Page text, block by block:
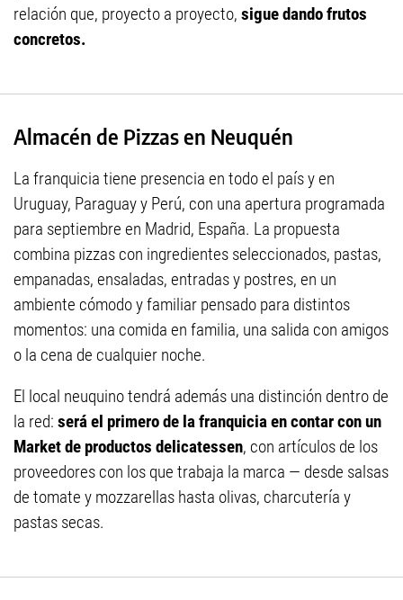
relación que, proyecto a proyecto, sigue dando frutos
concretos.
Almacén de Pizzas en Neuquén
La franquicia tiene presencia en todo el país y en
Uruguay, Paraguay y Perú, con una apertura programada
para septiembre en Madrid, España. La propuesta
combina pizzas con ingredientes seleccionados, pastas,
empanadas, ensaladas, entradas y postres, en un
ambiente cómodo y familiar pensado para distintos
momentos: una comida en familia, una salida con amigos
o la cena de cualquier noche.
El local neuquino tendrá además una distinción dentro de
la red: será el primero de la franquicia en contar con un
Market de productos delicatessen, con artículos de los
proveedores con los que trabaja la marca — desde salsas
de tomate y mozzarellas hasta olivas, charcutería y
pastas secas.